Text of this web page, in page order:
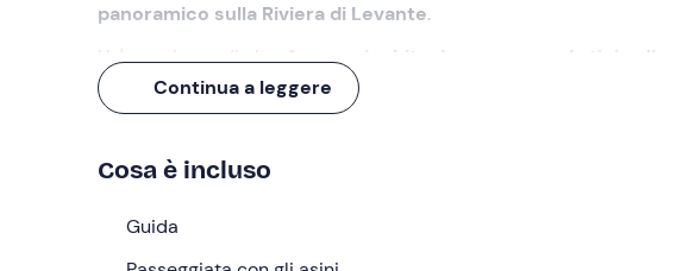
panoramico sulla Riviera di Levante.
Un'esperienza di oltre 1 ora,arricchita da una merenda tipica
Cosa faremo
L'appuntamento è
che ti accompagnerà in questa avventura,
Al vostro arrivo farete la conoscenza delle vere star dell'esperienza:
Continua a leggere
Cosa è incluso
Guida